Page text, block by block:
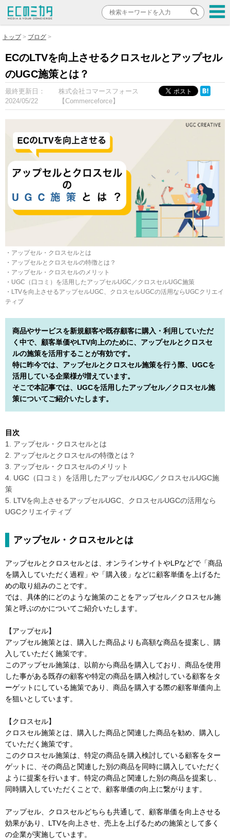
トップ ブログ
ECのLTVを向上させるクロスセルとアップセル
のUGC施策とは？
最終更新日：
2024/05/22
株式会社コマースフォース
【Commerceforce】
・アップセル・クロスセルとは
・アップセルとクロスセルの特徴とは？
・アップセル・クロスセルのメリット
・UGC（口コミ）を活用したアップセルUGC／クロスセルUGC施策
・LTVを向上させるアップセルUGC、クロスセルUGCの活用ならUGCクリエイ
ティブ
商品やサービスを新規顧客や既存顧客に購入・利用していただ
く中で、顧客単価やLTV向上のために、アップセルとクロスセ
ルの施策を活用することが有効です。
特に昨今では、アップセルとクロスセル施策を行う際、UGCを
活用している企業様が増えています。
そこで本記事では、UGCを活用したアップセル／クロスセル施
策についてご紹介いたします。
目次
1. アップセル・クロスセルとは
2. アップセルとクロスセルの特徴とは？
3. アップセル・クロスセルのメリット
4. UGC（口コミ）を活用したアップセルUGC／クロスセルUGC施
策
5. LTVを向上させるアップセルUGC、クロスセルUGCの活用なら
UGCクリエイティブ
アップセル・クロスセルとは
アップセルとクロスセルとは、オンラインサイトやLPなどで「商品
を購入していただく過程」や「購入後」などに顧客単価を上げるた
めの取り組みのことです。
では、具体的にどのような施策のことをアップセル／クロスセル施
策と呼ぶのかについてご紹介いたします。
【アップセル】
アップセル施策とは、購入した商品よりも高額な商品を提案し、購
入していただく施策です。
このアップセル施策は、以前から商品を購入しており、商品を使用
した事がある既存の顧客や特定の商品を購入検討している顧客をタ
ーゲットにしている施策であり、商品を購入する際の顧客単価向上
を狙いとしています。
【クロスセル】
クロスセル施策とは、購入した商品と関連した商品を勧め、購入し
ていただく施策です。
このクロスセル施策は、特定の商品を購入検討している顧客をター
ゲットに、その商品と関連した別の商品を同時に購入していただく
ように提案を行います。特定の商品と関連した別の商品を提案し、
同時購入していただくことで、顧客単価の向上に繋がります。
アップセル、クロスセルどちらも共通して、顧客単価を向上させる
効果があり、LTVを向上させ、売上を上げるための施策として多く
の企業が実施しています。